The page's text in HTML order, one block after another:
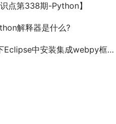
点第338期-Python】
解释器是什么?
中安装集成webpy框架